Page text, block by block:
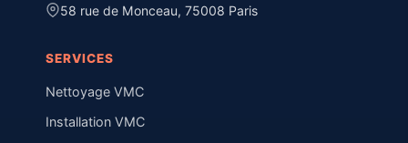
58 rue de Monceau, 75008 Paris
SERVICES
Nettoyage VMC
Installation VMC